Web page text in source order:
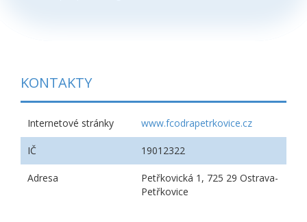
KONTAKTY
Internetové stránky www.fcodrapetrkovice.cz
IČ 19012322
Adresa
Petřkovická 1, 725 29 Ostrava-
Petřkovice